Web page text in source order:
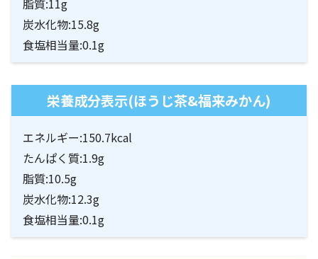
脂質:11g
炭水化物:15.8g
食塩相当量:0.1g
栄養成分表示(ほうじ茶&福来みかん)
エネルギー:150.7kcal
たんぱく質:1.9g
脂質:10.5g
炭水化物:12.3g
食塩相当量:0.1g